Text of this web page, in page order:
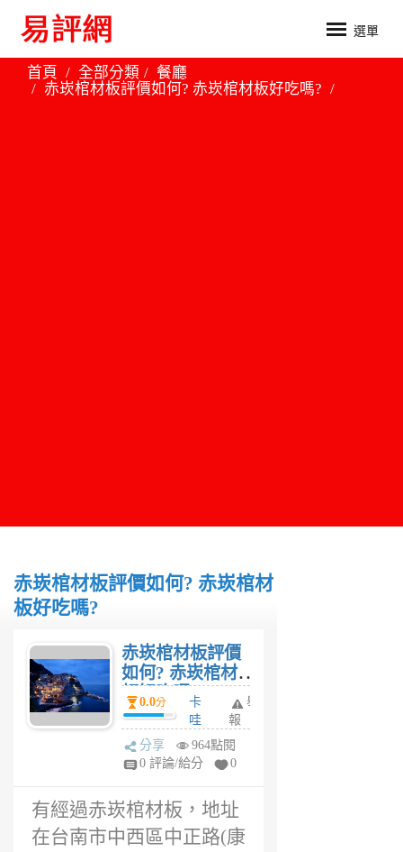
選單
首頁 全部分類
餐廳
赤崁棺材板評價如何? 赤崁棺材板好吃嗎?
赤崁棺材板評價如何? 赤崁棺材
板好吃嗎?
赤崁棺材板評價
如何? 赤崁棺材
板好吃嗎?
0.0分
卡
哇
妹
6
舉
報
分享
964點閱
0 評論/給分
0
有經過赤崁棺材板，地址
在台南市中西區中正路(康